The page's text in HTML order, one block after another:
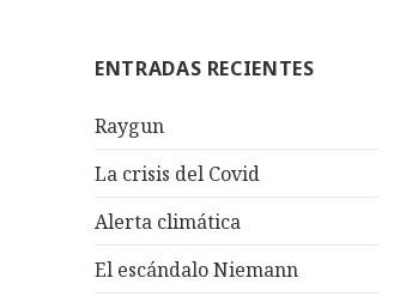
ENTRADAS RECIENTES
Raygun
La crisis del Covid
Alerta climática
El escándalo Niemann